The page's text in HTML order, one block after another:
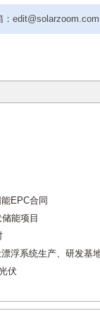
EPC合同
能项目
浮系统生产、研发基
伏